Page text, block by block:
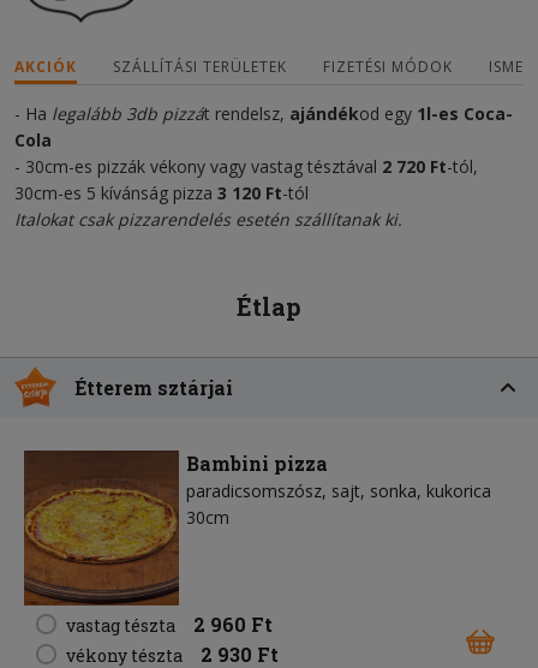
AKCIÓK SZÁLLÍTÁSI TERÜLETEK FIZETÉSI MÓDOK
- Ha legalább 3db pizzát rendelsz, ajándékod egy 1l-es Coca-
Cola
- 30cm-es pizzák vékony vagy vastag tésztával 2 720 Ft-tól,
30cm-es 5 kívánság pizza 3 120 Ft-tól
Italokat csak pizzarendelés esetén szállítanak ki.
Étlap
Étterem sztárjai
Bambini pizza
paradicsomszósz sajt sonka kukorica
30cm
vastag tészta 2 960 Ft
vékony tészta 2 930 Ft